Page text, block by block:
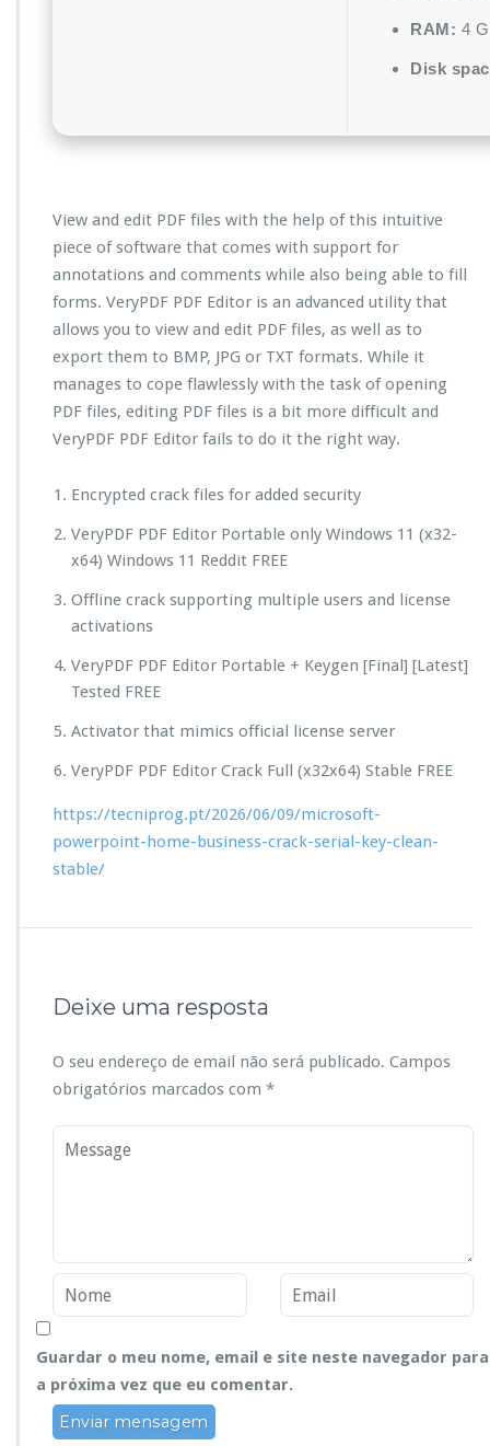
RAM: 4
Disk
View and edit PDF files with the help of this intuitive
piece of software that comes with support for
annotations and comments while also being able to fill
forms. VeryPDF PDF Editor is an advanced utility that
allows you to view and edit PDF files, as well as to
export them to BMP, JPG or TXT formats. While it
manages to cope flawlessly with the task of opening
PDF files, editing PDF files is a bit more difficult and
VeryPDF PDF Editor fails to do it the right way.
Encrypted crack files for added security
VeryPDF PDF Editor Portable only Windows 11 (x32-
x64) Windows 11 Reddit FREE
Offline crack supporting multiple users and license
activations
VeryPDF PDF Editor Portable + Keygen [Final] [Latest]
Tested FREE
Activator that mimics official license server
VeryPDF PDF Editor Crack Full (x32x64) Stable FREE
https://tecniprog.pt/2026/06/09/microsoft-
powerpoint-home-business-crack-serial-key-clean-
stable/
Deixe uma resposta
O seu endereço de email não será publicado. Campos
obrigatórios marcados com *
Guardar o meu nome, email e site neste navegador para
a próxima vez que eu comentar.